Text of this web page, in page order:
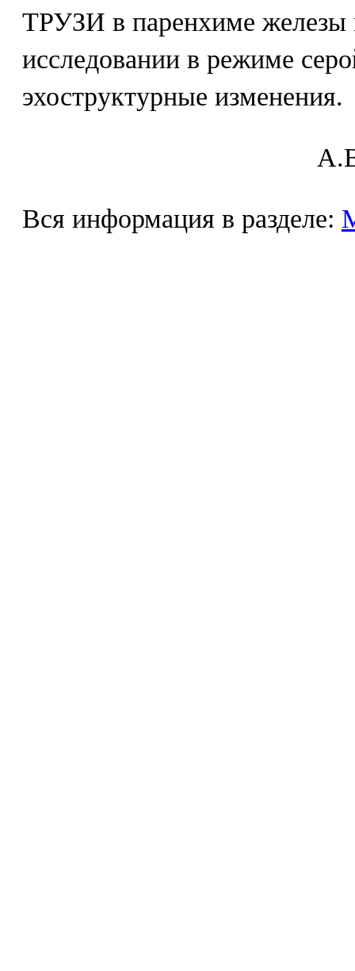
ТРУЗИ в паренхиме
исследовании в режиме
эхоструктурные изменения.
Вся информация в разделе: